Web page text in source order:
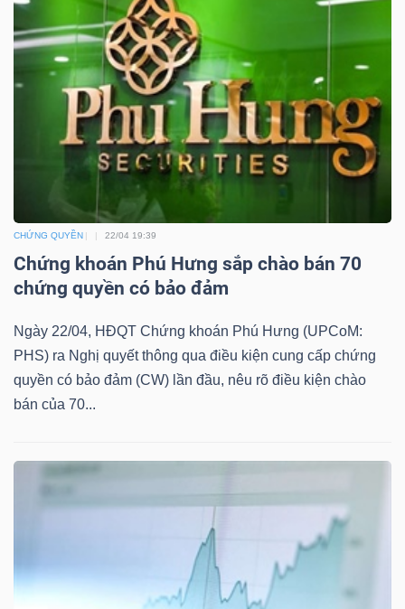
CHỨNG QUYỀN 22/04 19:39
Chứng khoán Phú Hưng sắp chào bán 70
chứng quyền có bảo đảm
Ngày 22/04, HĐQT Chứng khoán Phú Hưng (UPCoM:
PHS) ra Nghị quyết thông qua điều kiện cung cấp chứng
quyền có bảo đảm (CW) lần đầu, nêu rõ điều kiện chào
bán của 70...
DÙNG
SÓC
SỨC
KHỎE